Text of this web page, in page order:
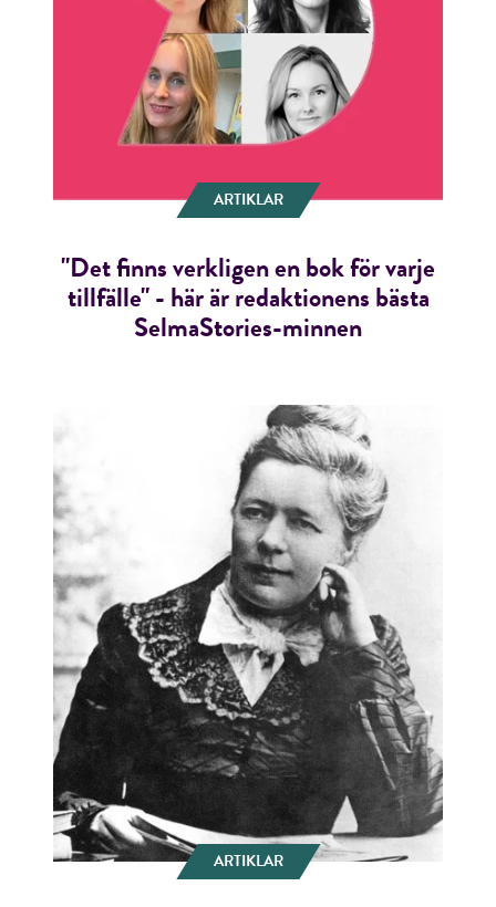
RÖSTA
Jag accepterar villkoren.
ÅNGRA OCH STÄNG
ARTIKLAR
"Det finns verkligen en bok för varje
tillfälle" - här är redaktionens bästa
SelmaStories-minnen
ARTIKLAR